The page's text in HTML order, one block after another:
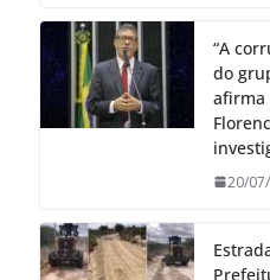
“A
do
afirma
20/